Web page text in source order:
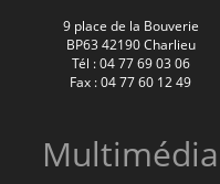
9 place de la Bouverie
BP63 42190 Charlieu
Tél : 04 77 69 03 06
Fax : 04 77 60 12 49
Multimédia